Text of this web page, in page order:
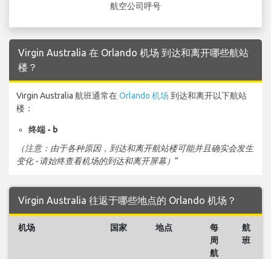
航空公司呼号
Virgin Australia 在 Orlando 机场 到达和离开哪些航站
楼？
Virgin Australia 航班通常在Orlando 机场 到达和离开以下航站
楼：
终端 - b
（注意：由于各种原因，到达和离开航站楼可能并且确实会发生
变化 - 请始终查看机场的到达和离开屏幕） ”
Virgin Australia 往返于哪些地点的 Orlando 机场？
机场 国家 地点
每
周
航
航
班